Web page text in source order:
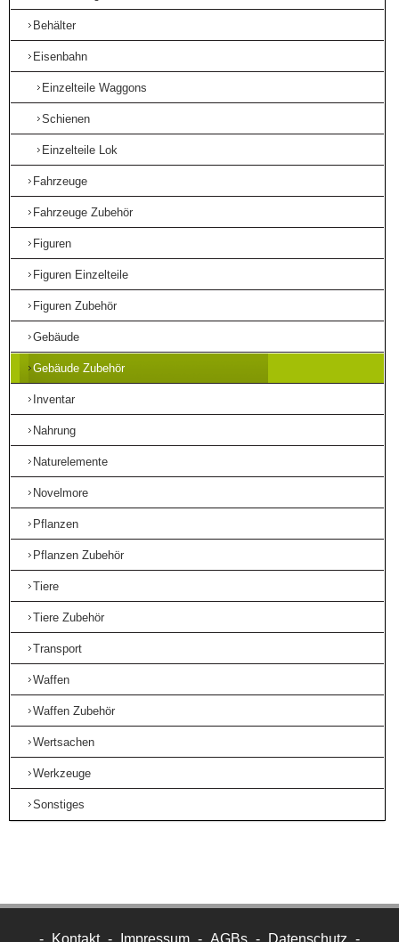
Behälter
Eisenbahn
Einzelteile Waggons
Schienen
Einzelteile Lok
Fahrzeuge
Fahrzeuge Zubehör
Figuren
Figuren Einzelteile
Figuren Zubehör
Gebäude
Gebäude Zubehör
Inventar
Nahrung
Naturelemente
Novelmore
Pflanzen
Pflanzen Zubehör
Tiere
Tiere Zubehör
Transport
Waffen
Waffen Zubehör
Wertsachen
Werkzeuge
Sonstiges